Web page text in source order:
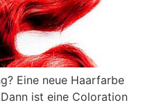
Eine neue Haarfarbe
ist eine Coloration